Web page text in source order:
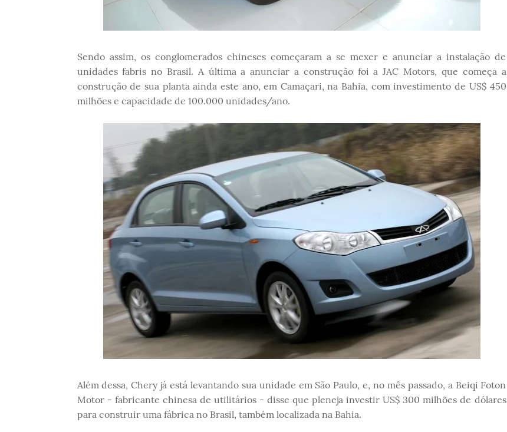
Sendo assim, os conglomerados chineses começaram a se mexer e anunciar a instalação de
unidades fabris no Brasil. A última a anunciar a construção foi a JAC Motors, que começa a
construção de sua planta ainda este ano, em Camaçari, na Bahia, com investimento de US$ 450
milhões e capacidade de 100.000 unidades/ano.
Além dessa, Chery já está levantando sua unidade em São Paulo, e, no mês passado, a Beiqi Foton
Motor - fabricante chinesa de utilitários - disse que pleneja investir US$ 300 milhões de dólares
para construir uma fábrica no Brasil, também localizada na Bahia.